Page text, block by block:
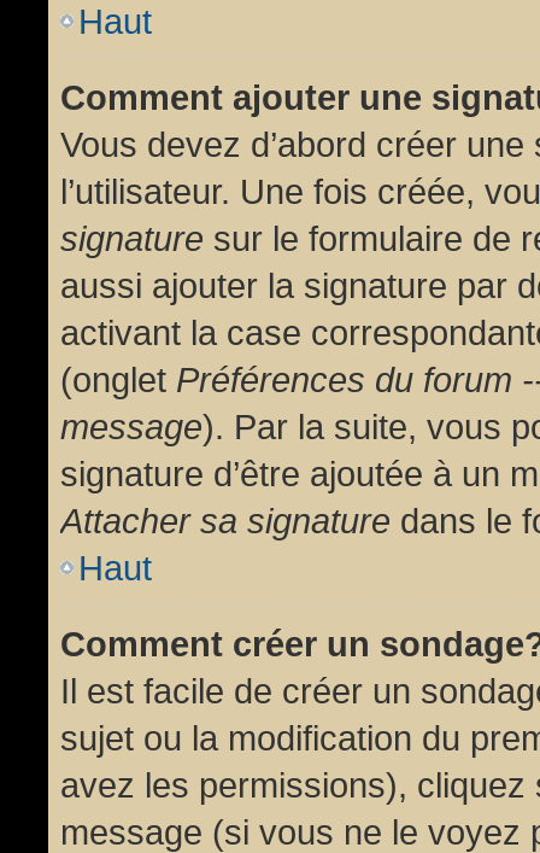
Haut
Comment ajouter une
Vous devez d’abord créer
l’utilisateur. Une fois créée,
signature sur le formulaire de
aussi ajouter la signature par
activant la case
(onglet Préférences du forum
message). Par la suite, vous
signature d’être ajoutée à un
Attacher sa signature dans le
Haut
Comment créer un
Il est facile de créer un
sujet ou la modification du
avez les permissions), cliquez
message (si vous ne le voyez